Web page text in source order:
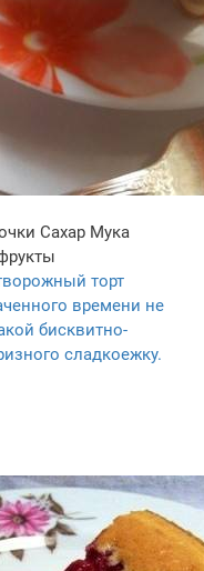
Сахар Мука
торт
времени не
бисквитно-
сладкоежку.